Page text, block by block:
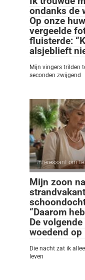
ondanks de
Op onze
vergeelde
fluisterde:
alsjeblieft
Mijn vingers trilden
seconden zwijgend
Interessant om te
Mijn zoon
“Daarom
De
woedend
Die nacht zat ik
leven